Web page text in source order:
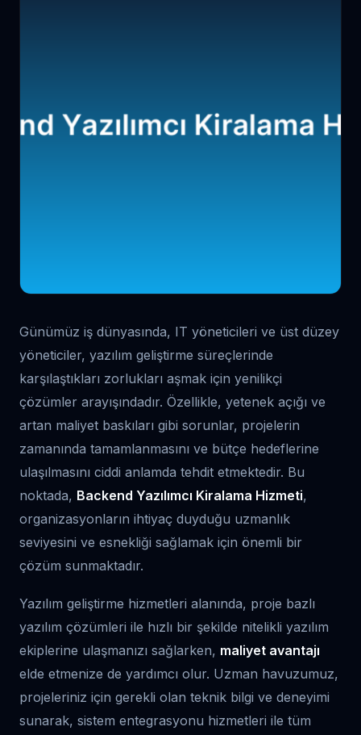
Günümüz iş dünyasında, IT yöneticileri ve üst düzey
yöneticiler, yazılım geliştirme süreçlerinde
karşılaştıkları zorlukları aşmak için yenilikçi
çözümler arayışındadır. Özellikle, yetenek açığı ve
artan maliyet baskıları gibi sorunlar, projelerin
zamanında tamamlanmasını ve bütçe hedeflerine
ulaşılmasını ciddi anlamda tehdit etmektedir. Bu
noktada, Backend Yazılımcı Kiralama Hizmeti,
organizasyonların ihtiyaç duyduğu uzmanlık
seviyesini ve esnekliği sağlamak için önemli bir
çözüm sunmaktadır.
Yazılım geliştirme hizmetleri alanında, proje bazlı
yazılım çözümleri ile hızlı bir şekilde nitelikli yazılım
ekiplerine ulaşmanızı sağlarken, maliyet avantajı
elde etmenize de yardımcı olur. Uzman havuzumuz,
projeleriniz için gerekli olan teknik bilgi ve deneyimi
sunarak, sistem entegrasyonu hizmetleri ile tüm